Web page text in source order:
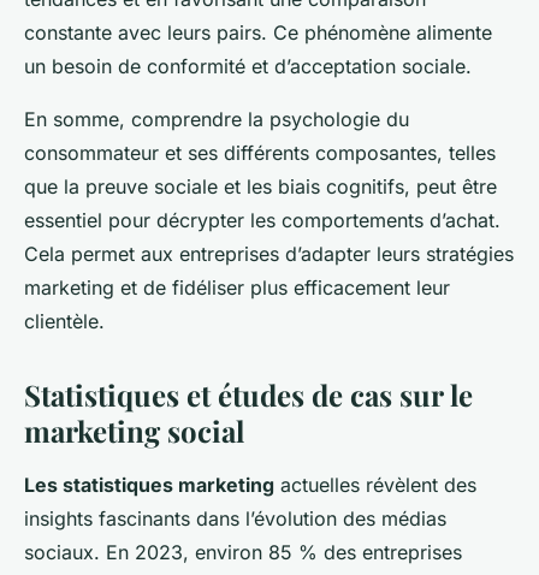
constante avec leurs pairs. Ce phénomène alimente
un besoin de conformité et d’acceptation sociale.
En somme, comprendre la psychologie du
consommateur et ses différents composantes, telles
que la preuve sociale et les biais cognitifs, peut être
essentiel pour décrypter les comportements d’achat.
Cela permet aux entreprises d’adapter leurs stratégies
marketing et de fidéliser plus efficacement leur
clientèle.
Statistiques et études de cas sur le
marketing social
Les statistiques marketing actuelles révèlent des
insights fascinants dans l’évolution des médias
sociaux. En 2023, environ 85 % des entreprises